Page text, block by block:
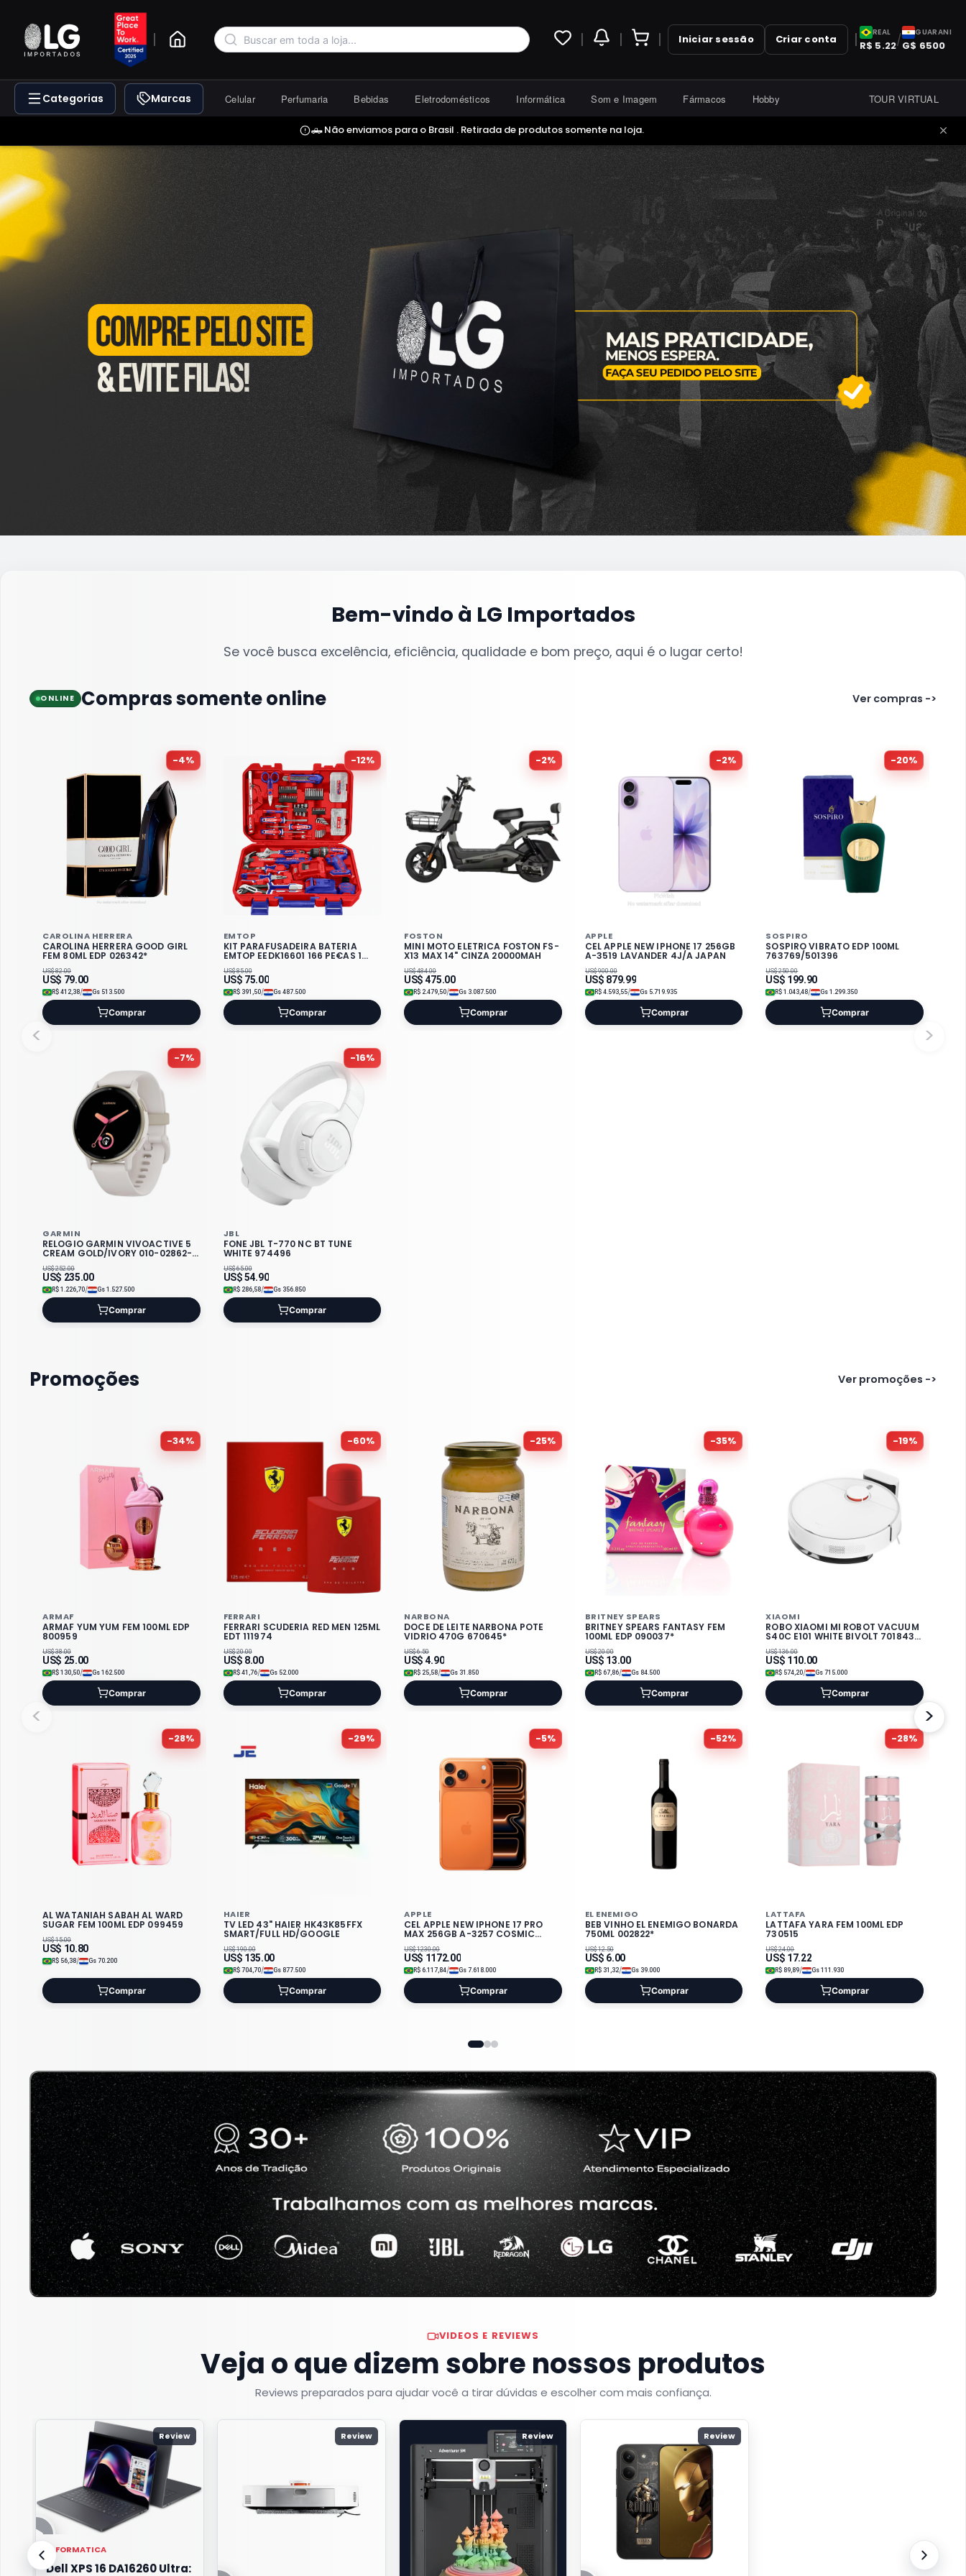
| | | | Iniciar sessão Criar conta | REAL
R$ 5.22/ GUARANI
G$ 6500
Categorias Marcas Celular Perfumaria Bebidas Eletrodomésticos Informática Som e Imagem Fármacos Hobby TOUR VIRTUAL
🛻 Não enviamos para o Brasil . Retirada de produtos somente na loja.
Bem-vindo à LG Importados
Se você busca excelência, eficiência, qualidade e bom preço, aqui é o lugar certo!
ONLINE Compras somente online Ver compras ->
<
-4%
CAROLINA HERRERA
CAROLINA HERRERA GOOD GIRL
FEM 80ML EDP 026342*
US$82.00
US$ 79.00
R$ 412,38/ Gs 513.500
Comprar
-12%
EMTOP
KIT PARAFUSADEIRA BATERIA
EMTOP EEDK16601 166 PE€AS 1
BATERIA 633562
US$85.00
US$ 75.00
R$ 391,50/ Gs 487.500
Comprar
-2%
FOSTON
MINI MOTO ELETRICA FOSTON FS-
X13 MAX 14" CINZA 20000MAH
US$484.00
US$ 475.00
R$ 2.479,50/ Gs 3.087.500
Comprar
-2%
APPLE
CEL APPLE NEW IPHONE 17 256GB
A-3519 LAVANDER 4J/A JAPAN
US$900.00
US$ 879.99
R$ 4.593,55/ Gs 5.719.935
Comprar
-20%
SOSPIRO
SOSPIRO VIBRATO EDP 100ML
763769/501396
US$250.00
US$ 199.90
R$1.043,48/ Gs1.299.350
Comprar
-7%
GARMIN
RELOGIO GARMIN VIVOACTIVE 5
CREAM GOLD/IVORY 010-02862-11
324919
US$252.00
US$ 235.00
R$ 1.226,70/ Gs 1.527.500
Comprar
-16%
JBL
FONE JBL T-770 NC BT TUNE
WHITE 974496
US$65.00
US$54.90
R$ 286,58/ Gs 356.850
Comprar
>
Promoções Ver promoções ->
<
-34%
ARMAF
ARMAF YUM YUM FEM 100ML EDP
800959
US$38.00
US$ 25.00
R$ 130,50/ Gs 162.500
Comprar
-60%
FERRARI
FERRARI SCUDERIA RED MEN 125ML
EDT 111974
US$20.00
US$ 8.00
R$ 41,76/ Gs 52.000
Comprar
-25%
NARBONA
DOCE DE LEITE NARBONA POTE
VIDRIO 470G 670645*
US$6.50
US$ 4.90
R$ 25,58/ Gs 31.850
Comprar
-35%
BRITNEY SPEARS
BRITNEY SPEARS FANTASY FEM
100ML EDP 090037*
US$20.00
US$ 13.00
R$ 67,86/ Gs 84.500
Comprar
-19%
XIAOMI
ROBO XIAOMI MI ROBOT VACUUM
S40C E101 WHITE BIVOLT 701843-
701867
US$136.00
US$ 110.00
R$ 574,20/ Gs715.000
Comprar
-28%
AL WATANIAH SABAH AL WARD
SUGAR FEM 100ML EDP 099459
US$15.00
US$ 10.80
R$ 56,38/ Gs 70.200
Comprar
-29%
HAIER
TV LED 43" HAIER HK43K85FFX
SMART/FULL HD/GOOGLE
US$190.00
US$ 135.00
R$ 704,70/ Gs 877.500
Comprar
-5%
APPLE
CEL APPLE NEW IPHONE 17 PRO
MAX 256GB A-3257 COSMIC
ORANGE LL
US$1230.00
US$ 1172.00
R$ 6.117,84/ Gs7.618.000
Comprar
-52%
EL ENEMIGO
BEB VINHO EL ENEMIGO BONARDA
750ML 002822*
US$12.50
US$ 6.00
R$ 31,32/ Gs 39.000
Comprar
-28%
LATTAFA
LATTAFA YARA FEM 100ML EDP
730515
US$24.00
US$ 17.22
R$ 89,89/ Gs111.930
Comprar
>
VIDEOS E REVIEWS
Veja o que dizem sobre nossos produtos
Reviews preparados para ajudar você a tirar dúvidas e escolher com mais confiança.
Review
INFORMATICA
Dell XPS 16 DA16260 Ultra:
Review Review Review